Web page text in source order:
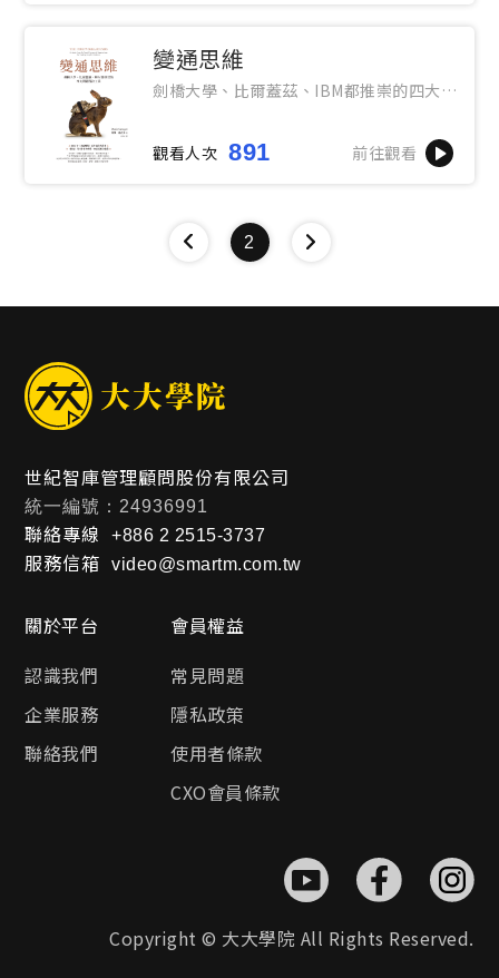
變通思維
劍橋大學、比爾蓋茲、IBM都推崇的四大問
觀看人次 891 前往觀看
2
世紀智庫管理顧問股份有限公司
統一編號：24936991
聯絡專線 +886 2 2515-3737
服務信箱 video@smartm.com.tw
關於平台
認識我們
企業服務
聯絡我們
會員權益
常見問題
隱私政策
使用者條款
CXO會員條款
Copyright © 大大學院 All Rights Reserved.